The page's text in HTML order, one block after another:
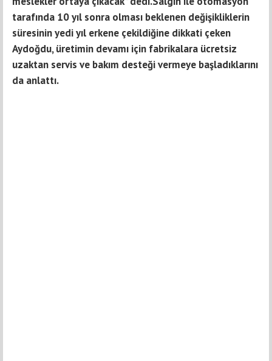
tarafında 10 yıl sonra olması beklenen değişikliklerin
süresinin yedi yıl erkene çekildiğine dikkati çeken
Aydoğdu, üretimin devamı için fabrikalara ücretsiz
uzaktan servis ve bakım desteği vermeye başladıklarını
da anlattı.